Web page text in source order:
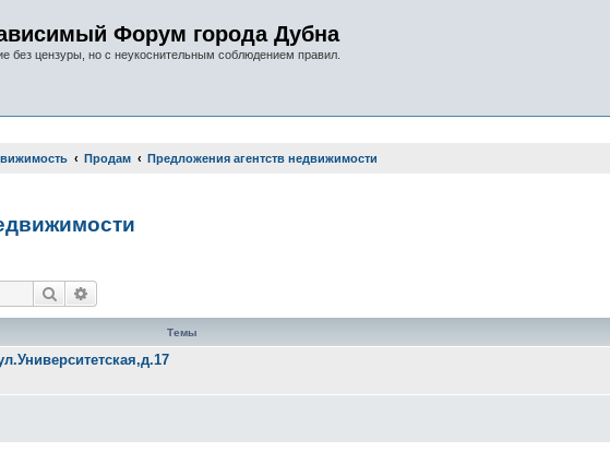
Форум города Дубна
без цензуры, но с неукоснительным соблюдением правил.
Продам
Предложения агентств недвижимости
Поиск
Темы